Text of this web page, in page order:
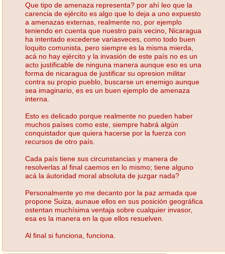
Que tipo de amenaza representa? por ahí leo que la
carencia de ejército es algo que lo deja a uno expuesto
a amenazas externas, realmente no, por ejemplo
teniendo en cuenta que nuestro país vecino, Nicaragua
ha intentado excederse variasveces, como todo buen
loquito comunista, pero siempre es la misma mierda,
acá no hay ejército y la invasión de este país no es un
acto justificable de ninguna manera aunque eso es una
forma de nicaragua de justificar su opresion militar
contra su propio pueblo, buscarse un enemigo aunque
sea imaginario, es es un buen ejemplo de amenaza
interna.
Esto es delicado porque realmente no pueden haber
muchos países como este, siempre habrá algún
conquistador que quiera hacerse por la fuerza con
recursos de otro país.
Cada país tiene sus circunstancias y manera de
resolverlas al final caemos en lo mismo; tiene alguno
acá la áutoridad moral absoluta de juzgar nada?
Personalmente yo me decanto por la paz armada que
propone Suiza, aunaue ellos en sus posición geográfica
ostentan muchísima ventaja sobre cualquier invasor,
esa es la manera en la que ellos resuelven.
Al final si funciona, funciona.